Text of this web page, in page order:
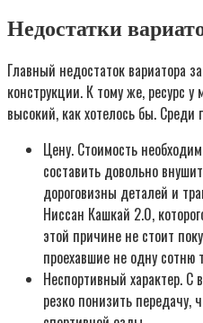
Недостатки
Главный недостаток вариатора
конструкции. К тому же, ресурс
высокий, как хотелось бы.
Цену. Стоимость
составить довольно
дороговизны деталей и
Ниссан Кашкай 2.0,
этой причине не стоит
проехавшие не одну сотню
Неспортивный характер. С
резко понизить передачу,